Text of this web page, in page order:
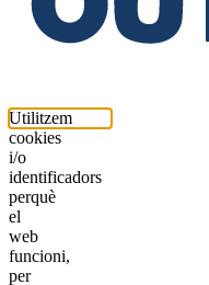
Utilitzem
cookies
i/o
identificadors
perquè
el
web
funcioni,
per